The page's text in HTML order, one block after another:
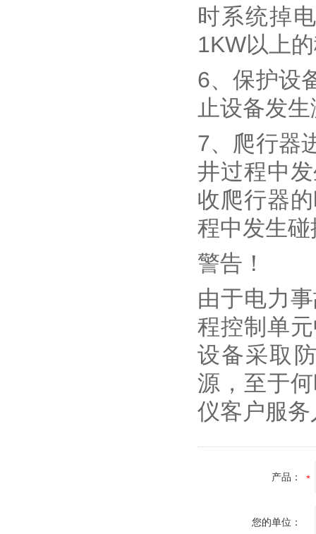
时系统掉
1KW以上
6、保护设
止设备发
7、爬行器
井过程中
收爬行器
程中发生碰
警告！
由于电力
程控制单
设备采取
源，至于
仪客户服
产品：
您的单位：